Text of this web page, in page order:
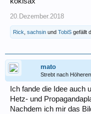
20.Dezember.2018
Rick sachsin und TobiS gefällt
mato
Strebt nach
Ich fande die Idee auch
Hetz- und
Nachdem ich mir das